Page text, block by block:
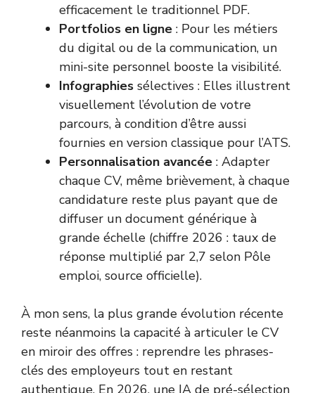
efficacement le traditionnel PDF.
Portfolios en ligne : Pour les métiers
du digital ou de la communication, un
mini-site personnel booste la visibilité.
Infographies sélectives : Elles illustrent
visuellement l’évolution de votre
parcours, à condition d’être aussi
fournies en version classique pour l’ATS.
Personnalisation avancée : Adapter
chaque CV, même brièvement, à chaque
candidature reste plus payant que de
diffuser un document générique à
grande échelle (chiffre 2026 : taux de
réponse multiplié par 2,7 selon Pôle
emploi, source officielle).
À mon sens, la plus grande évolution récente
reste néanmoins la capacité à articuler le CV
en miroir des offres : reprendre les phrases-
clés des employeurs tout en restant
authentique. En 2026, une IA de pré-sélection